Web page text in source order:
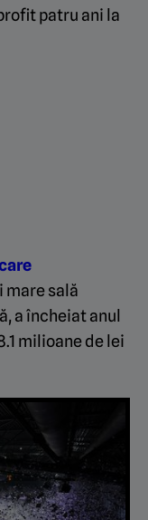
patru ani la
mare sală
a încheiat anul
milioane de lei